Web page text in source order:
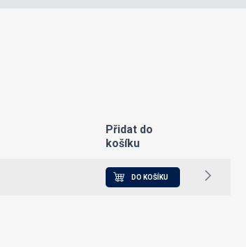
Přidat do
košíku
DO KOŠÍKU